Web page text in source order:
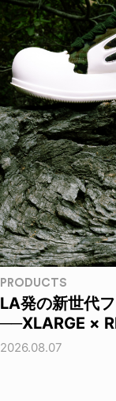
PRODUCTS
LA発の新世代
──XLARGE ×
2026.08.07